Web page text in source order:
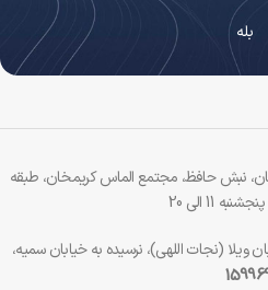
بله
نبش حافظ، مجتمع الماس کریمخان، طبقه
ویلا (نجات اللهی)، نرسیده به خیابان سمیه،